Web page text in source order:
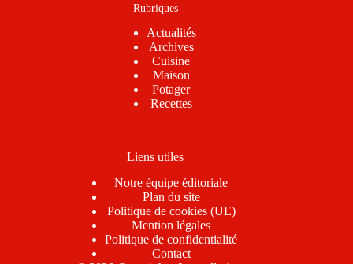
Rubriques
Actualités
Archives
Cuisine
Maison
Potager
Recettes
Liens utiles
Notre équipe éditoriale
Plan du site
Politique de cookies (UE)
Mention légales
Politique de confidentialité
Contact